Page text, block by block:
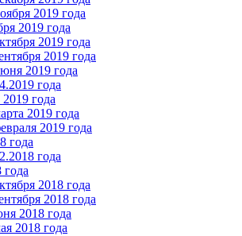
2019 года
2019 года
2019 года
2019 года
2019 года
года
года
2019 года
2019 года
года
года
2018 года
2018 года
2018 года
2018 года